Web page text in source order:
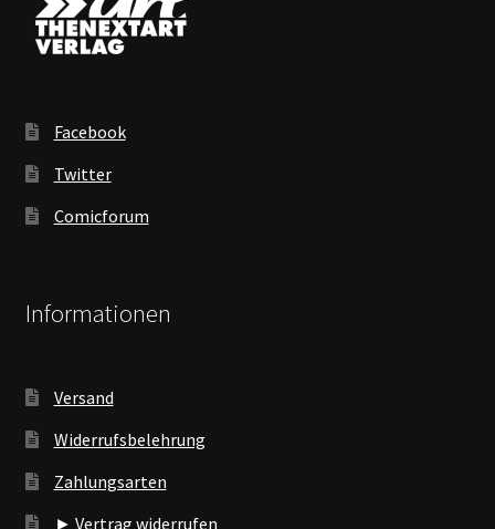
Facebook
Twitter
Comicforum
Informationen
Versand
Widerrufsbelehrung
Zahlungsarten
► Vertrag widerrufen